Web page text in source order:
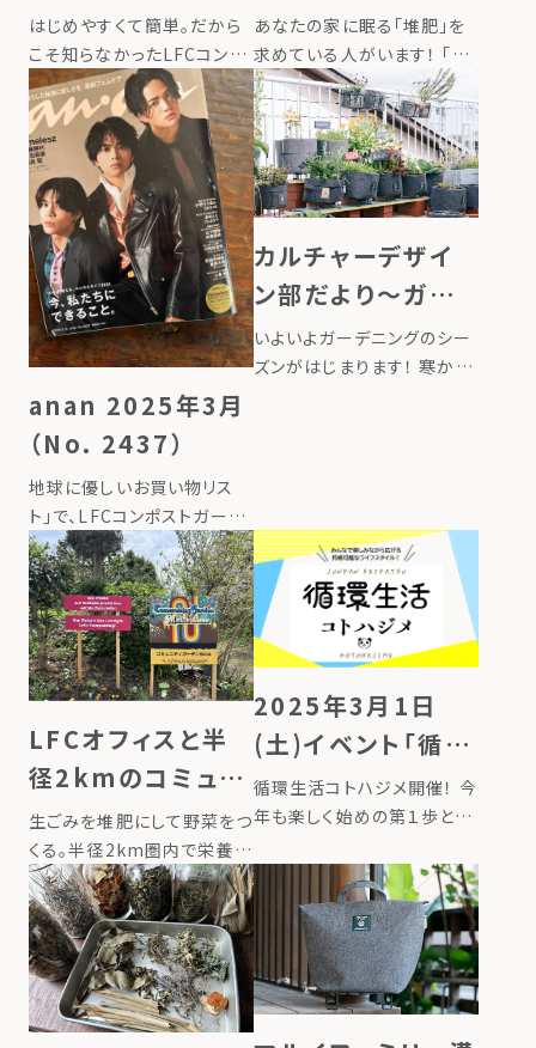
LFCコンポスト き
ほんのき
はじめやすくて簡単。だから
こそ知らなかったLFCコンポ
ストのきほんのき トートバッ
グ型のLFCコンポストは、30
年以上の堆肥研究がベース
になっていて、はじめての方
でも堆肥作りがしやすく、楽
しみながら循環生活を実践
できます […]
てる？」 活用方法を
ご紹介します
あなたの家に眠る「堆肥」を
求めている人がいます！ 「生
ごみを堆肥にするのが楽しい
けど、使いきれない」「大切に
作った堆肥、誰かに使っても
らえないかな」都会やマンシ
ョンで暮らしている方から
は、こんな声が届きます。 一
方で、春 […]
anan 2025年3月
（No. 2437）
地球に優しいお買い物リス
ト」で、LFCコンポストガーデ
ニングセットをスタイリストの
池田沙織さんに紹介いただ
きました ▶掲載ページはこ
ちら
カルチャーデザイ
ン部だより〜ガー
デニングのシーズ
ンがはじまります
いよいよガーデニングのシー
ズンがはじまります！ 寒かっ
シュ。ほかにも、リーフレタ
ス、小 […]
LFCオフィスと半
径2kmのコミュニ
ティガーデン｜半
径2kmの栄養循環
レポート
生ごみを堆肥にして野菜をつ
くる。半径2km圏内で栄養循
環の仕組みを作るローカル
フードサイクリングが、福岡
市東区の本社オフィスのある
地域でも始まっています。 き
っかけは、地域の方のために
オフィスで開いたコンポスト
2025年3月1日
(土)イベント「循環
生活コトハジメ」
循環生活コトハジメ開催！ 今
年も楽しく始めの第１歩とし
ルをテーマにした「第2回 循
環生活コトハジメ」を開催い
たします。 「循環型のライフス
タイル」をテーマにしたマル
シェのほか、「キッズフリーマ
ー […]